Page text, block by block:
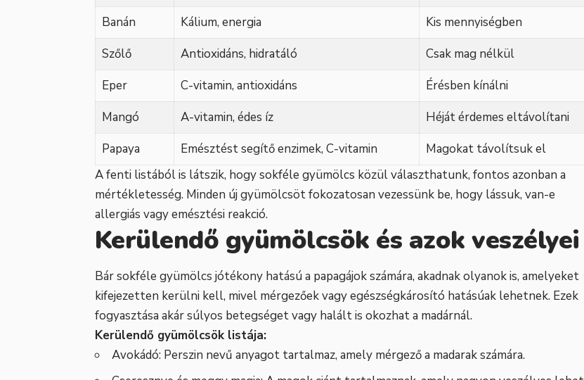
Banán
Kálium, energia
Kis mennyiségben
Szőlő
Antioxidáns, hidratáló
Csak mag nélkül
Eper
C-vitamin, antioxidáns
Érésben kínálni
Mangó
A-vitamin, édes íz
Héját érdemes eltávolítani
Papaya
Emésztést segítő enzimek, C-vitamin
Magokat távolítsuk el
A fenti listából is látszik, hogy sokféle gyümölcs közül választhatunk, fontos azonban a
mértékletesség. Minden új gyümölcsöt fokozatosan vezessünk be, hogy lássuk, van-e
allergiás vagy emésztési reakció.
Kerülendő gyümölcsök és azok veszélyei
Bár sokféle gyümölcs jótékony hatású a papagájok számára, akadnak olyanok is, amelyeket
kifejezetten kerülni kell, mivel mérgezőek vagy egészségkárosító hatásúak lehetnek. Ezek
fogyasztása akár súlyos betegséget vagy halált is okozhat a madárnál.
Kerülendő gyümölcsök listája:
Avokádó: Perszin nevű anyagot tartalmaz, amely mérgező a madarak számára.